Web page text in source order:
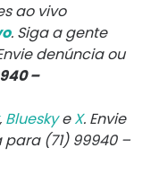
ao vivo
. Siga a gente
denúncia ou
–
, BlueskyeX. Envie
(71) 99940 –